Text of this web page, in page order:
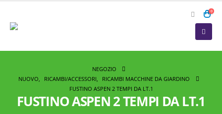
0
NEGOZIO
NUOVO, RICAMBI/ACCESSORI,
RICAMBI MACCHINE DA GIARDINO
FUSTINO ASPEN 2 TEMPI DA LT.1
FUSTINO ASPEN 2 TEMPI DA LT.1